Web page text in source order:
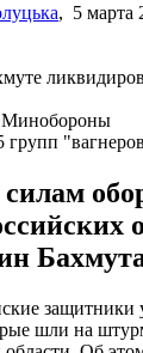
, 5 марта
Минобороны
шли на